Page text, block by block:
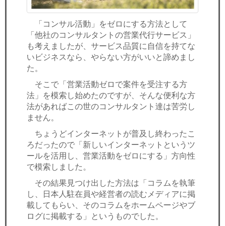
「コンサル活動」をゼロにする方法として
「他社のコンサルタントの営業代行サービス」
も考えましたが、サービス品質に自信を持てな
いビジネスなら、やらない方がいいと諦めまし
た。
そこで「営業活動ゼロで案件を受注する方
法」を模索し始めたのですが、そんな便利な方
法があればこの世のコンサルタント達は苦労し
ません。
ちょうどインターネットが普及し終わったこ
ろだったので「新しいインターネットというツ
ールを活用し、営業活動をゼロにする」方向性
で模索しました。
その結果見つけ出した方法は「コラムを執筆
し、日本人駐在員や経営者の読むメディアに掲
載してもらい、そのコラムをホームページやブ
ログに掲載する」というものでした。